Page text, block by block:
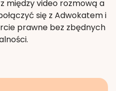
między video rozmową a
się z Adwokatem i
prawne bez zbędnych